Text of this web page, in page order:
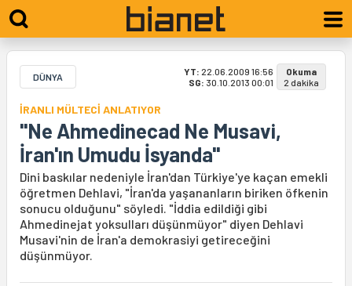
DÜNYA YT: 22.06.2009 16:56
SG: 30.10.2013 00:01
Okuma
2 dakika
İRANLI MÜLTECİ ANLATIYOR
"Ne Ahmedinecad Ne Musavi,
İran'ın Umudu İsyanda"
Dini baskılar nedeniyle İran'dan Türkiye'ye kaçan emekli
öğretmen Dehlavi, "İran'da yaşananların biriken öfkenin
sonucu olduğunu" söyledi. "İddia edildiği gibi
Ahmedinejat yoksulları düşünmüyor" diyen Dehlavi
Musavi'nin de İran'a demokrasiyi getireceğini
düşünmüyor.